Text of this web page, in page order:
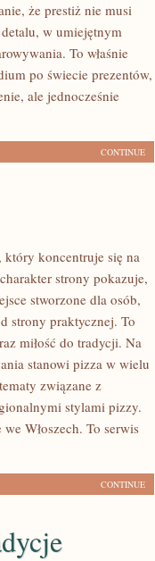
że prestiż nie musi
w umiejętnym
To właśnie
po świecie prezentów,
ale jednocześnie
CONTINUE
koncentruje się na
strony pokazuje,
stworzone dla osób,
strony praktycznej. To
miłość do tradycji. Na
stanowi pizza w wielu
związane z
stylami pizzy.
Włoszech. To serwis
CONTINUE